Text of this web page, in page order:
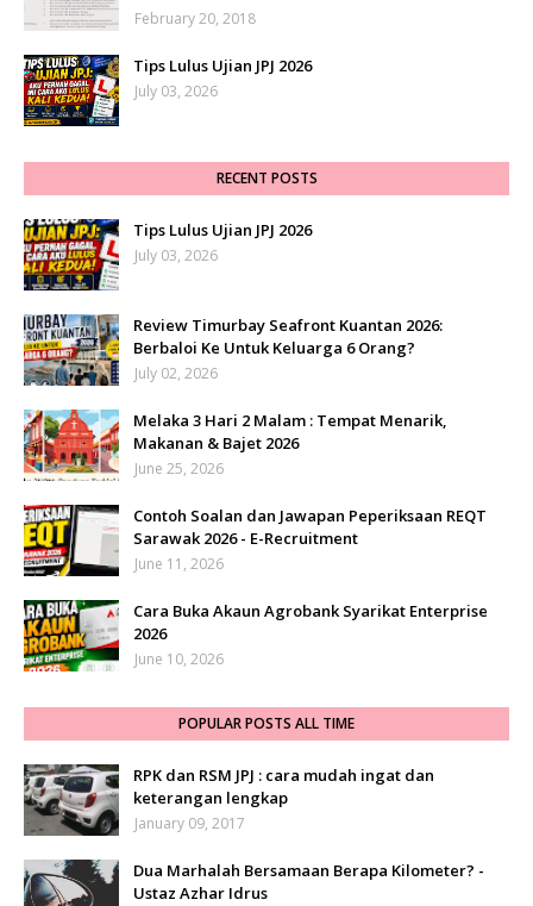
February 20, 2018
Tips Lulus Ujian JPJ 2026
July 03, 2026
RECENT POSTS
Tips Lulus Ujian JPJ 2026
July 03, 2026
Review Timurbay Seafront Kuantan 2026:
Berbaloi Ke Untuk Keluarga 6 Orang?
July 02, 2026
Melaka 3 Hari 2 Malam : Tempat Menarik,
Makanan & Bajet 2026
June 25, 2026
Contoh Soalan dan Jawapan Peperiksaan REQT
Sarawak 2026 - E-Recruitment
June 11, 2026
Cara Buka Akaun Agrobank Syarikat Enterprise
2026
June 10, 2026
POPULAR POSTS ALL TIME
RPK dan RSM JPJ : cara mudah ingat dan
keterangan lengkap
January 09, 2017
Dua Marhalah Bersamaan Berapa Kilometer? -
Ustaz Azhar Idrus